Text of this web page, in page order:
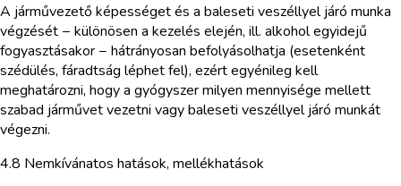
A járművezető képességet és a baleseti veszéllyel járó munka
végzését − különösen a kezelés elején, ill. alkohol egyidejű
fogyasztásakor − hátrányosan befolyásolhatja (esetenként
szédülés, fáradtság léphet fel), ezért egyénileg kell
meghatározni, hogy a gyógyszer milyen mennyisége mellett
szabad járművet vezetni vagy baleseti veszéllyel járó munkát
végezni.
4.8 Nemkívánatos hatások, mellékhatások